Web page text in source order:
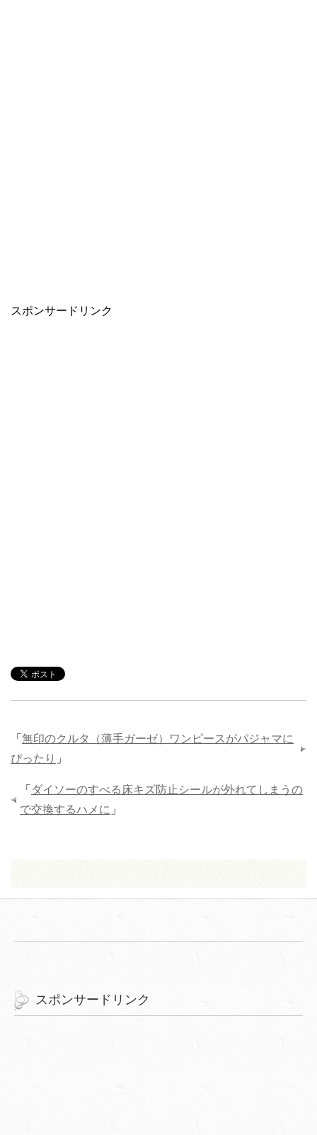
スポンサードリンク
「 無印のクルタ（薄手ガーゼ）ワンピースがパジャマに
ぴったり 」
「 ダイソーのすべる床キズ防止シールが外れてしまうの
で交換するハメに 」
スポンサードリンク